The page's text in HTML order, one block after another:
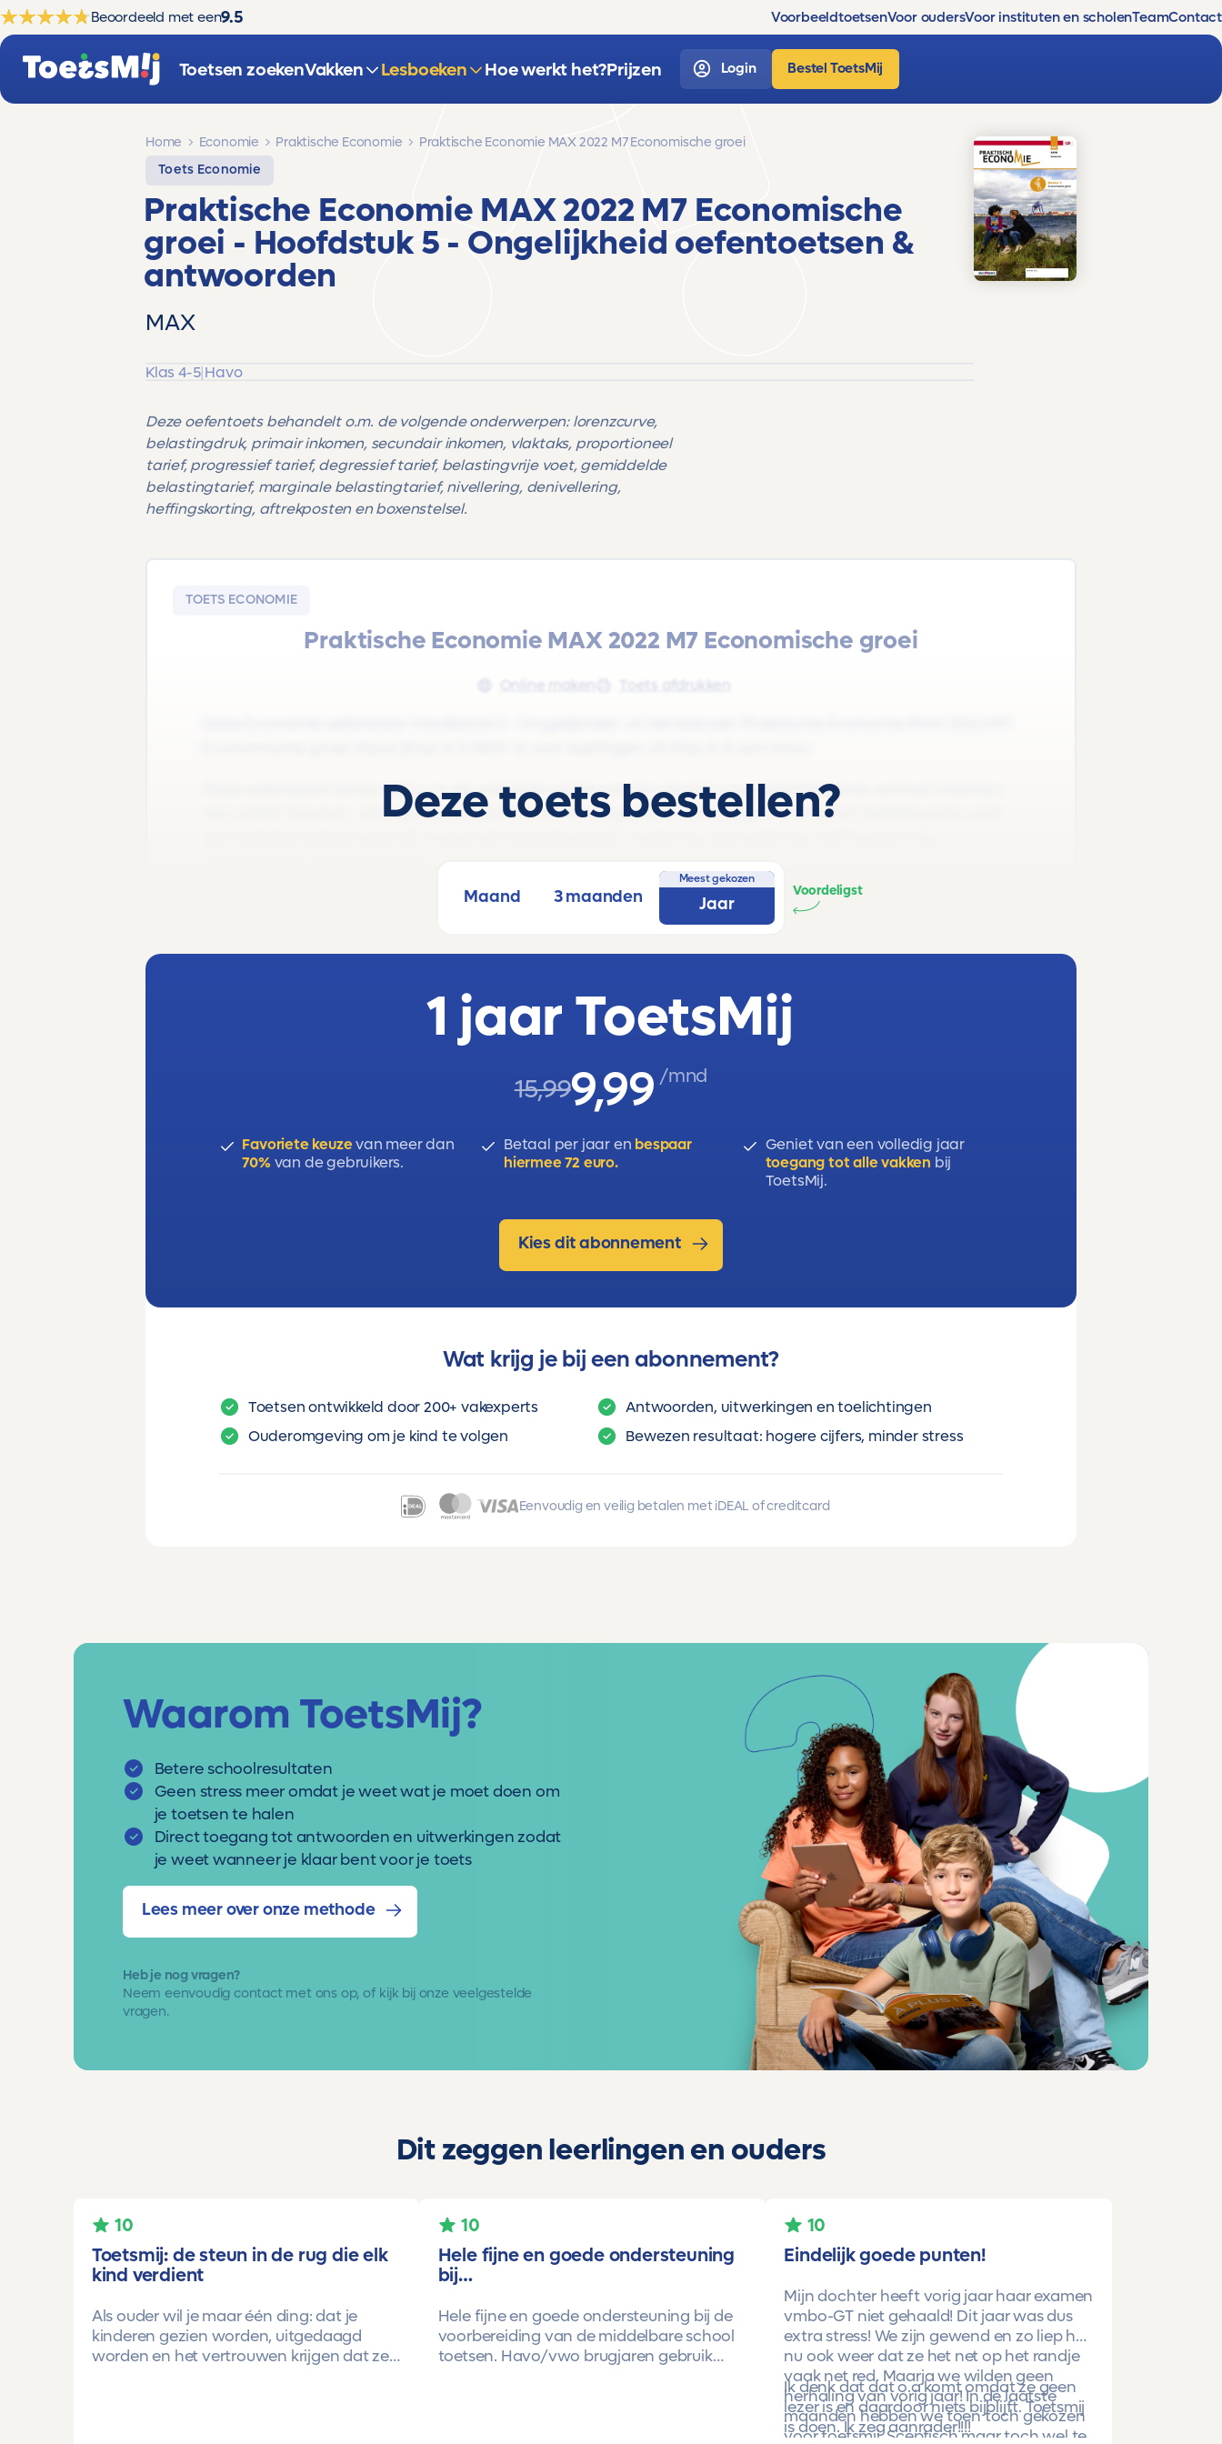
Beoordeeld met een9.5 VoorbeeldtoetsenVoor oudersVoor instituten en scholenTeamContact
Toetsen zoekenVakken Lesboeken Hoe werkt het?Prijzen Login Bestel ToetsMij
Home Economie Praktische Economie
Praktische Economie MAX 2022 M7 Economische groei
Toets Economie
Praktische Economie MAX 2022 M7 Economische
groei - Hoofdstuk 5 - Ongelijkheid oefentoetsen &
antwoorden
MAX
Klas 4-5|Havo
Deze oefentoets behandelt o.m. de volgende onderwerpen: lorenzcurve,
belastingdruk, primair inkomen, secundair inkomen, vlaktaks, proportioneel
tarief, progressief tarief, degressief tarief, belastingvrije voet, gemiddelde
belastingtarief, marginale belastingtarief, nivellering, denivellering,
heffingskorting, aftrekposten en boxenstelsel.
TOETS ECONOMIE
Praktische Economie MAX 2022 M7 Economische groei
Online maken Toets afdrukken
Deze oefentoets behandelt o.m. de volgende onderwerpen: lorenzcurve, belastingdruk, primair inkomen,
secundair inkomen, vlaktaks, proportioneel tarief, progressief tarief, degressief tarief, belastingvrije voet,
Deze toets bestellen?
Maand 3 maanden
Meest gekozen
Jaar
Voordeligst
1 jaar ToetsMij
15,999,99 /mnd
Favoriete keuzevan meer dan
70%van de gebruikers.
Betaal per jaar en bespaar
hiermee 72 euro.
Geniet van een volledig jaar
toegang tot alle vakken bij
ToetsMij.
Kies dit abonnement
Wat krijg je bij een abonnement?
Toetsen ontwikkeld door 200+ vakexperts
Antwoorden, uitwerkingen en toelichtingen
Ouderomgeving om je kind te volgen
Bewezen resultaat: hogere cijfers, minder stress
Eenvoudig en veilig betalen met iDEAL of creditcard
Waarom ToetsMij?
Betere schoolresultaten
Geen stress meer omdat je weet wat je moet doen om
je toetsen te halen
Direct toegang tot antwoorden en uitwerkingen zodat
je weet wanneer je klaar bent voor je toets
Lees meer over onze methode
Heb je nog vragen?
Neem eenvoudigcontact met ons op, of kijk bij onze veelgestelde
vragen.
Dit zeggen leerlingen en ouders
10
Toetsmij: de steun in de rug die elk
kind verdient
Als ouder wil je maar één ding: dat je
kinderen gezien worden, uitgedaagd
worden en het vertrouwen krijgen dat ze
10
Hele fijne en goede ondersteuning
bij…
Hele fijne en goede ondersteuning bij de
voorbereiding van de middelbare school
toetsen. Havo/vwo brugjaren gebruik
10
Eindelijk goede punten!
Mijn dochter heeft vorig jaar haar examen
vmbo-GT niet gehaald! Dit jaar was dus
extra stress! We zijn gewend en zo liep het
nu ook weer dat ze het net op het randje
vaak net red. Maarja we wilden geen
herhaling van vorig jaar! In de laatste
maanden hebben we toen toch gekozen
voor toetsmij. Sceptisch maar toch wel te
Ik denk dat dat o.a komt omdat ze geen
lezer is en daardoor niets bijblijft. Toetsmij
is doen. Ik zeg aanrader!!!!